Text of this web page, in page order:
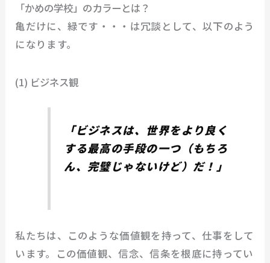
「かめの学校」のカラーとは？
亀だけに、緑です・・・は冗談として、以下のよう
になります。
(1) ビジネス観
「ビジネスは、世界をより良く
する最高の手段の一つ（もちろ
ん、完璧じゃないけど）だ！」
私たちは、このような価値観を持って、仕事をして
います。この価値観、信念、信条を根底に持ってい